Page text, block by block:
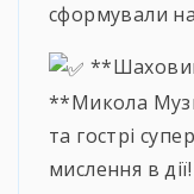
сформували
**Микола
та гострі
мислення в дії!